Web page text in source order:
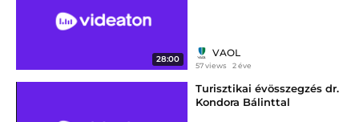
28:00
VAOL
57 views 2 éve
Turisztikai évösszegzés dr.
Kondora Bálinttal